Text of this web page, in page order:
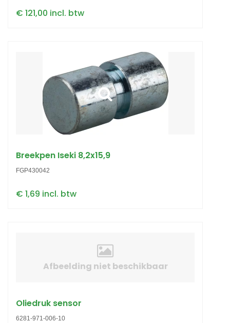
€ 121,00 incl. btw
Breekpen Iseki 8,2x15,9
FGP430042
€ 1,69 incl. btw
Afbeelding niet beschikbaar
Oliedruk sensor
6281-971-006-10